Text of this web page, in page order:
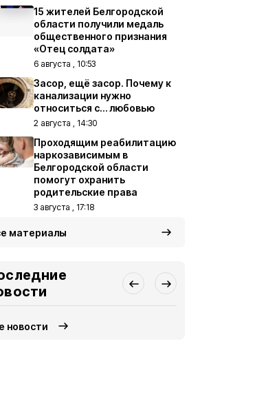
15 жителей Белгородской
области получили медаль
общественного признания
«Отец солдата»
6 августа , 10:53
Засор, ещё засор. Почему к
канализации нужно
относиться с… любовью
2 августа , 14:30
Проходящим реабилитацию
наркозависимым в
Белгородской области
помогут охранить
родительские права
3 августа , 17:18
материалы
новости